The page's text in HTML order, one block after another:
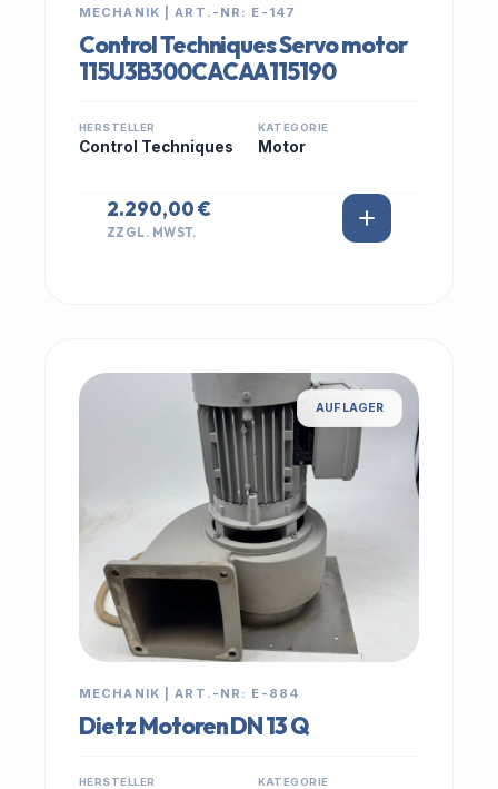
MECHANIK | ART.-NR: E-147
Control Techniques Servo motor
115U3B300CACAA115190
HERSTELLER
Control Techniques
KATEGORIE
Motor
2.290,00 €
ZZGL. MWST.
AUF LAGER
MECHANIK | ART.-NR: E-884
Dietz Motoren DN 13 Q
HERSTELLER KATEGORIE